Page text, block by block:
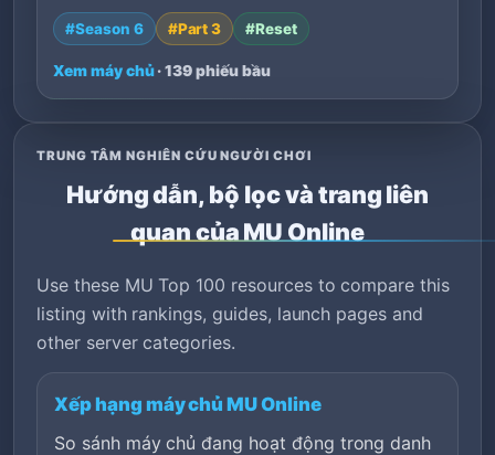
#Season 6 #Part 3 #Reset
Xem máy chủ· 139 phiếu bầu
TRUNG TÂM NGHIÊN CỨU NGƯỜI CHƠI
Hướng dẫn, bộ lọc và trang liên
quan của MU Online
Use these MU Top 100 resources to compare this
listing with rankings, guides, launch pages and
other server categories.
Xếp hạng máy chủ MU Online
So sánh máy chủ đang hoạt động trong danh